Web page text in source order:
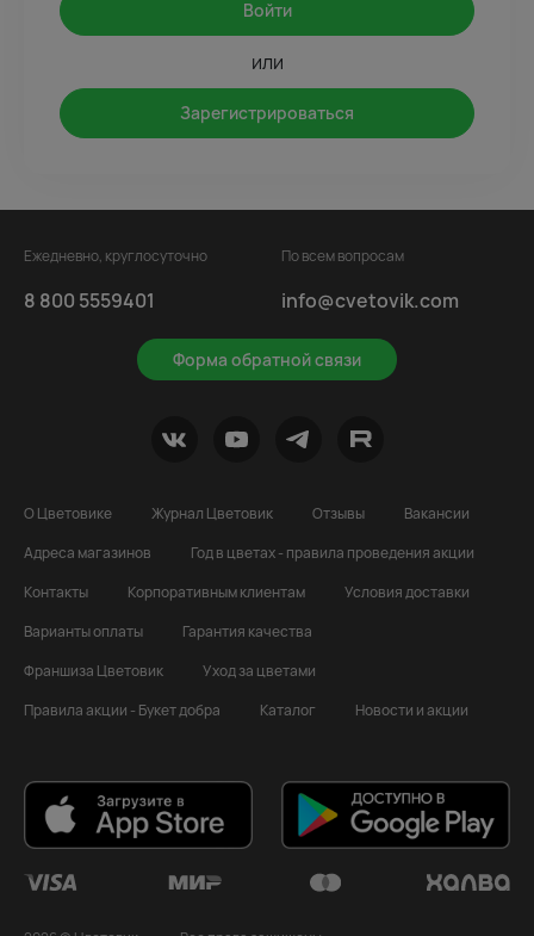
Войти
или
Зарегистрироваться
Ежедневно, круглосуточно
8 800 5559401
Форма обратной связи
По всем вопросам
info@cvetovik.com
О Цветовике Журнал Цветовик Отзывы
Вакансии
Адреса магазинов
Год в цветах - правила проведения акции
Контакты
Корпоративным клиентам
Условия доставки
Варианты оплаты
Гарантия качества
Франшиза Цветовик
Уход за цветами
Правила акции - Букет добра
Каталог Новости и акции